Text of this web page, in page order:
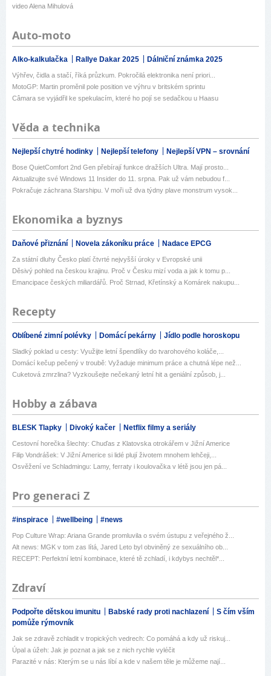
video Alena Mihulová
Auto-moto
Alko-kalkulačka Rallye Dakar 2025 Dálniční známka 2025
Výhřev, čidla a stačí, říká průzkum. Pokročilá elektronika není priori...
MotoGP: Martin proměnil pole position ve výhru v britském sprintu
Câmara se vyjádřil ke spekulacím, které ho pojí se sedačkou u Haasu
Věda a technika
Nejlepší chytré hodinky Nejlepší telefony Nejlepší VPN – srovnání
Bose QuietComfort 2nd Gen přebírají funkce dražších Ultra. Mají prosto...
Aktualizujte své Windows 11 Insider do 11. srpna. Pak už vám nebudou f...
Pokračuje záchrana Starshipu. V moři už dva týdny plave monstrum vysok...
Ekonomika a byznys
Daňové přiznání Novela zákoníku práce Nadace EPCG
Za státní dluhy Česko platí čtvrté nejvyšší úroky v Evropské unii
Děsivý pohled na českou krajinu. Proč v Česku mizí voda a jak k tomu p...
Emancipace českých miliardářů. Proč Strnad, Křetínský a Komárek nakupu...
Recepty
Oblíbené zimní polévky Domácí pekárny Jídlo podle horoskopu
Sladký poklad u cesty: Využijte letní špendlíky do tvarohového koláče,...
Domácí kečup pečený v troubě: Vyžaduje minimum práce a chutná lépe než...
Cuketová zmrzlina? Vyzkoušejte nečekaný letní hit a geniální způsob, j...
Hobby a zábava
BLESK Tlapky Divoký kačer Netflix filmy a seriály
Cestovní horečka šlechty: Chuďas z Klatovska otrokářem v Jižní Americe
Filip Vondrášek: V Jižní Americe si lidé plují životem mnohem lehčeji,...
Osvěžení ve Schladmingu: Lamy, ferraty i koulovačka v létě jsou jen pá...
Pro generaci Z
#inspirace #wellbeing #news
Pop Culture Wrap: Ariana Grande promluvila o svém ústupu z veřejného ž...
Alt news: MGK v tom zas lítá, Jared Leto byl obviněný ze sexuálního ob...
RECEPT: Perfektní letní kombinace, které tě zchladí, i kdybys nechtěl*...
Zdraví
Podpořte dětskou imunitu Babské rady proti nachlazení
S čím vším
pomůže rýmovník
Jak se zdravě zchladit v tropických vedrech: Co pomáhá a kdy už riskuj...
Úpal a úžeh: Jak je poznat a jak se z nich rychle vyléčit
Parazité v nás: Kterým se u nás líbí a kde v našem těle je můžeme nají...